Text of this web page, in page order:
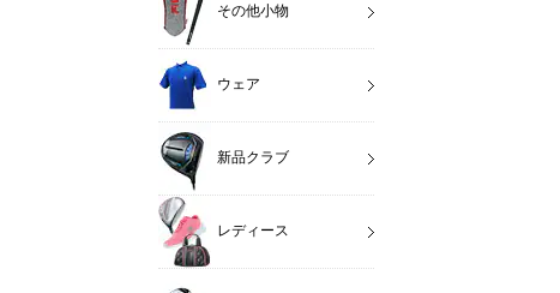
その他小物
ウェア
新品クラブ
レディース